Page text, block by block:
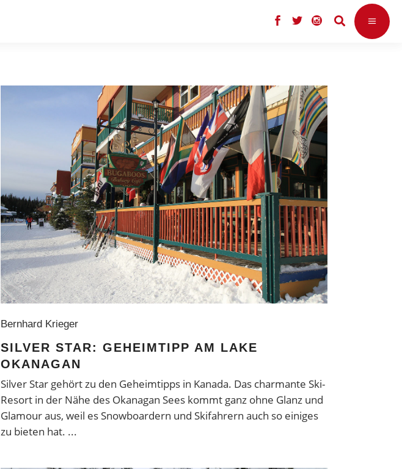
Bernhard Krieger
SILVER STAR: GEHEIMTIPP AM LAKE
OKANAGAN
Silver Star gehört zu den Geheimtipps in Kanada. Das charmante Ski-
Resort in der Nähe des Okanagan Sees kommt ganz ohne Glanz und
Glamour aus, weil es Snowboardern und Skifahrern auch so einiges
zu bieten hat.